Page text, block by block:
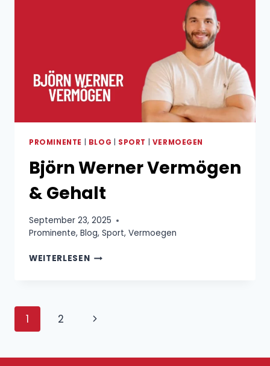
PROMINENTE BLOG SPORT VERMOEGEN
Björn Werner Vermögen
& Gehalt
September 23, 2025
Prominente, Blog, Sport, Vermoegen
WEITERLESENBJÖRN
Seitennavigation
1 2
Nächste